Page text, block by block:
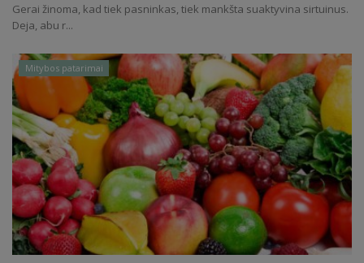
Gerai žinoma, kad tiek pasninkas, tiek mankšta suaktyvina sirtuinus.
Deja, abu r...
Mitybos patarimai